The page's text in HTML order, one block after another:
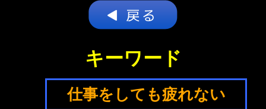
キーワード
仕事をしても疲れない